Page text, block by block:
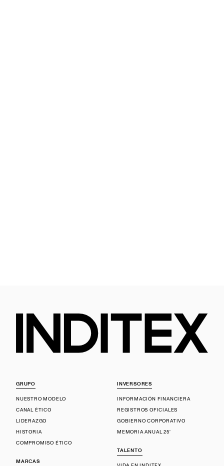
GRUPO
NUESTRO MODELO
CANAL ÉTICO
LIDERAZGO
HISTORIA
COMPROMISO ÉTICO
MARCAS
INVERSORES
INFORMACIÓN FINANCIERA
REGISTROS OFICIALES
GOBIERNO CORPORATIVO
MEMORIA ANUAL 25'
TALENTO